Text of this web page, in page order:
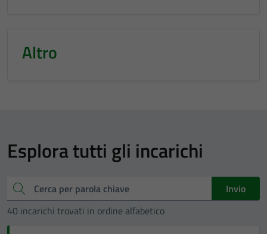
Altro
Esplora tutti gli incarichi
Cerca
Invio
40 incarichi trovati in ordine alfabetico